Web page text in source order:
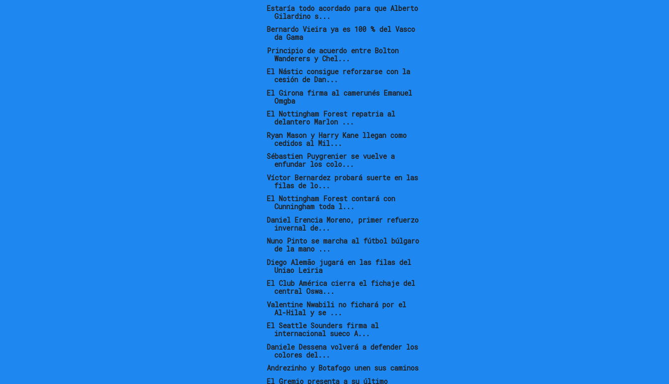
Estaría todo acordado para que Alberto
Gilardino s...
Bernardo Vieira ya es 100 % del Vasco
da Gama
Principio de acuerdo entre Bolton
Wanderers y Chel...
El Nástic consigue reforzarse con la
cesión de Dan...
El Girona firma al camerunés Emanuel
Omgba
El Nottingham Forest repatria al
delantero Marlon ...
Ryan Mason y Harry Kane llegan como
cedidos al Mil...
Sébastien Puygrenier se vuelve a
enfundar los colo...
Víctor Bernardez probará suerte en las
filas de lo...
El Nottingham Forest contará con
Cunningham toda l...
Daniel Erencia Moreno, primer refuerzo
invernal de...
Nuno Pinto se marcha al fútbol búlgaro
de la mano ...
Diego Alemão jugará en las filas del
Uniao Leiria
El Club América cierra el fichaje del
central Oswa...
Valentine Nwabili no fichará por el
Al-Hilal y se ...
El Seattle Sounders firma al
internacional sueco A...
Daniele Dessena volverá a defender los
colores del...
Andrezinho y Botafogo unen sus caminos
El Gremio presenta a su último